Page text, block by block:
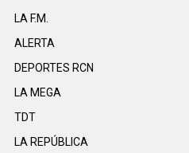
LA F.M.
ALERTA
DEPORTES RCN
LA MEGA
TDT
LA REPÚBLICA